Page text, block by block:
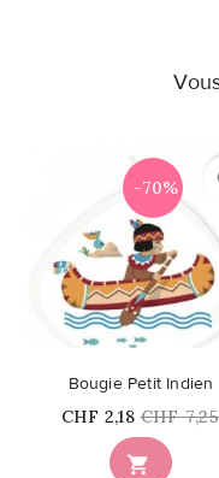
-70%

Bougie Petit Indien
Prix
CHF 2,18 Prix
habituel
CHF 7,25